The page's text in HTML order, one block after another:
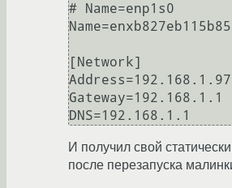
# Name=enp1s0
Name=enxb827eb115b85
[Network]
Gateway=192.168.1.1
DNS=192.168.1.1
И получил свой
после перезапуска